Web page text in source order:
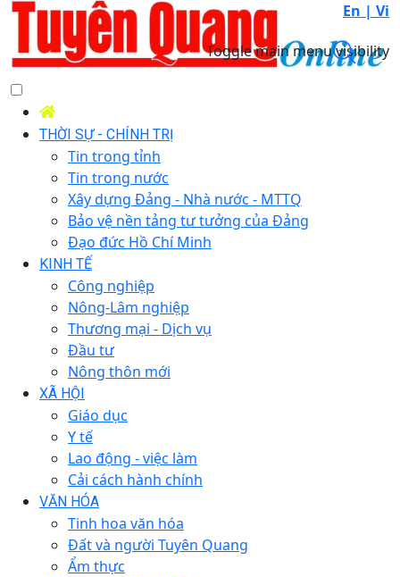
En | Vi
Toggle main menu visibility
THỜI SỰ - CHÍNH TRỊ
Tin trong tỉnh
Tin trong nước
Xây dựng Đảng - Nhà nước - MTTQ
Bảo vệ nền tảng tư tưởng của Đảng
Đạo đức Hồ Chí Minh
KINH TẾ
Công nghiệp
Nông-Lâm nghiệp
Thương mại - Dịch vụ
Đầu tư
Nông thôn mới
XÃ HỘI
Giáo dục
Y tế
Lao động - việc làm
Cải cách hành chính
VĂN HÓA
Tinh hoa văn hóa
Đất và người Tuyên Quang
Ẩm thực